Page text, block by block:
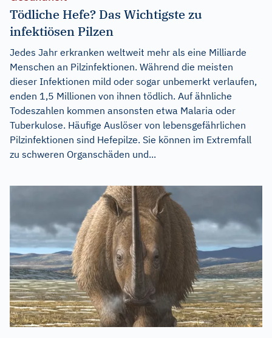
Tödliche Hefe? Das Wichtigste zu
infektiösen Pilzen
Jedes Jahr erkranken weltweit mehr als eine Milliarde
Menschen an Pilzinfektionen. Während die meisten
dieser Infektionen mild oder sogar unbemerkt verlaufen,
enden 1,5 Millionen von ihnen tödlich. Auf ähnliche
Todeszahlen kommen ansonsten etwa Malaria oder
Tuberkulose. Häufige Auslöser von lebensgefährlichen
Pilzinfektionen sind Hefepilze. Sie können im Extremfall
zu schweren Organschäden und...